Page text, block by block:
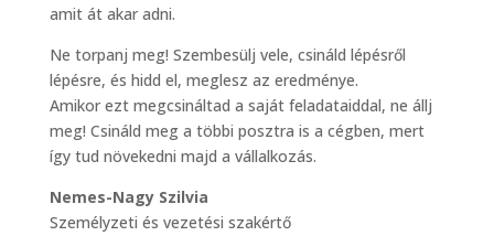
amit át akar adni.
Ne torpanj meg! Szembesülj vele, csináld lépésről
lépésre, és hidd el, meglesz az eredménye.
Amikor ezt megcsináltad a saját feladataiddal, ne állj
meg! Csináld meg a többi posztra is a cégben, mert
így tud növekedni majd a vállalkozás.
Nemes-Nagy Szilvia
Személyzeti és vezetési szakértő